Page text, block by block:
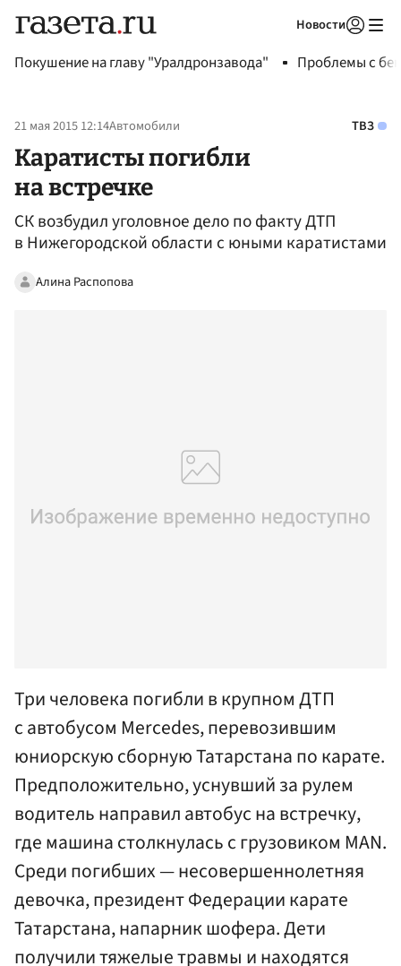
Новости
Покушение на главу "Уралдронзавода" Проблемы с
21 мая 2015 12:14Автомобили ТВЗ
Каратисты погибли
на встречке
СК возбудил уголовное дело по факту ДТП
в Нижегородской области с юными каратистами
Алина Распопова
Три человека погибли в крупном ДТП
с автобусом Mercedes, перевозившим
юниорскую сборную Татарстана по карате.
Предположительно, уснувший за рулем
водитель направил автобус на встречку,
где машина столкнулась с грузовиком MAN.
Среди погибших — несовершеннолетняя
девочка, президент Федерации карате
Татарстана, напарник шофера. Дети
получили тяжелые травмы и находятся